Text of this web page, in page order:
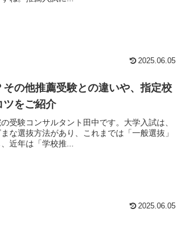
2025.06.05
の他推薦受験との違いや、指定校
ツをご紹介
受験コンサルタント田中です。大学入試は、
な選抜方法があり、これまでは「一般選抜」
近年は「学校推...
2025.06.05